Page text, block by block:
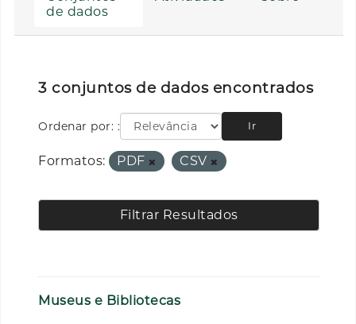
de dados
3 conjuntos de dados encontrados
Ordenar por: Ir
Formatos: PDF CSV
Filtrar Resultados
Museus e Bibliotecas